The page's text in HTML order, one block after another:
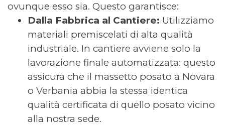
ovunque esso sia. Questo garantisce:
Dalla Fabbrica al Cantiere: Utilizziamo
materiali premiscelati di alta qualità
industriale. In cantiere avviene solo la
lavorazione finale automatizzata: questo
assicura che il massetto posato a Novara
o Verbania abbia la stessa identica
qualità certificata di quello posato vicino
alla nostra sede.